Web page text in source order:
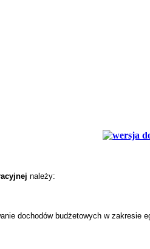
należy:
dochodów budżetowych w zakresie